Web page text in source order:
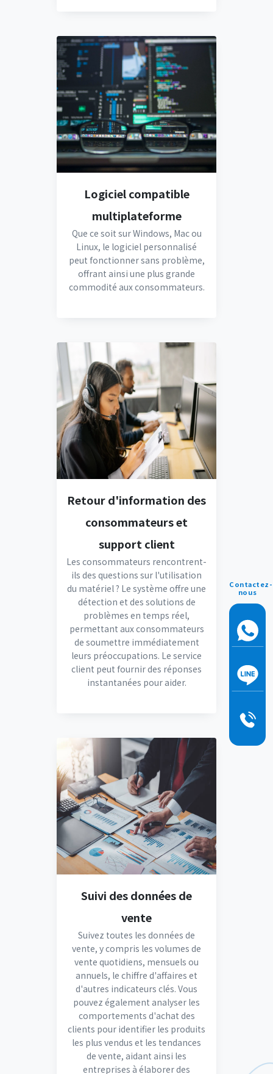
Logiciel compatible
multiplateforme
Que ce soit sur Windows, Mac ou
Linux, le logiciel personnalisé
peut fonctionner sans problème,
offrant ainsi une plus grande
commodité aux consommateurs.
Retour d'information des
consommateurs et
support client
Les consommateurs rencontrent-
ils des questions sur l'utilisation
du matériel ? Le système offre une
détection et des solutions de
problèmes en temps réel,
permettant aux consommateurs
de soumettre immédiatement
leurs préoccupations. Le service
client peut fournir des réponses
instantanées pour aider.
Suivi des données de
vente
Suivez toutes les données de
vente, y compris les volumes de
vente quotidiens, mensuels ou
annuels, le chiffre d'affaires et
d'autres indicateurs clés. Vous
pouvez également analyser les
comportements d'achat des
clients pour identifier les produits
les plus vendus et les tendances
de vente, aidant ainsi les
entreprises à élaborer des
Contactez-
nous